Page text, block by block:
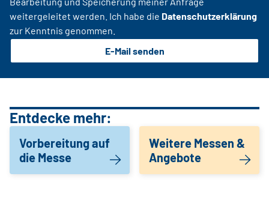
weitergeleitet werden. Ich habe die Datenschutzerklärung
zur Kenntnis genommen.
E-Mail senden
Entdecke mehr:
Vorbereitung auf
die Messe
Weitere Messen &
Angebote